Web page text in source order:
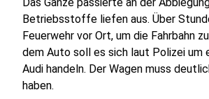
Betriebsstoffe liefen aus. Über
Feuerwehr vor Ort, um die Fahrbahn
dem Auto soll es sich laut Polizei um
Audi handeln. Der Wagen muss
haben.